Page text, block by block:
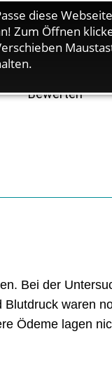
für weitere
Bewerten
Bei der
waren
Ödeme lagen